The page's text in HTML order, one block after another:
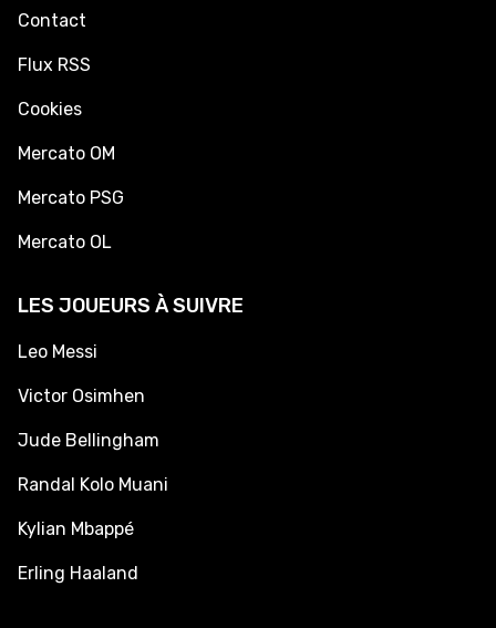
Contact
Flux RSS
Cookies
Mercato OM
Mercato PSG
Mercato OL
LES JOUEURS À SUIVRE
Leo Messi
Victor Osimhen
Jude Bellingham
Randal Kolo Muani
Kylian Mbappé
Erling Haaland